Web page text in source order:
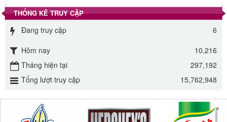
Đường phèn Long An bao 10kg
Đường mía thiên nhiên Biên Hòa gói 1kg
ĐƯỜNG SẠCH CÔ BA BIÊN HÒA 1KG
27.000 VND
THỐNG KÊ TRUY CẬP
Đang truy cập
6
Hôm nay
10,216
Tháng hiện tại
297,192
Tổng lượt truy cập
15,762,948